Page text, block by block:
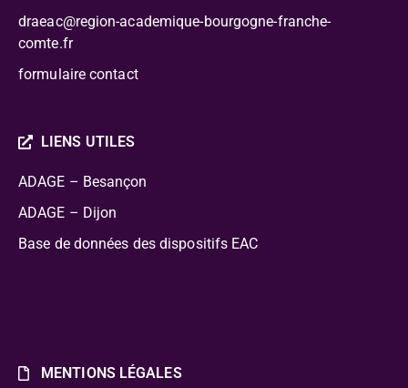
draeac@region-academique-bourgogne-franche-
comte.fr
formulaire contact
LIENS UTILES
ADAGE – Besançon
ADAGE – Dijon
Base de données des dispositifs EAC
MENTIONS LÉGALES